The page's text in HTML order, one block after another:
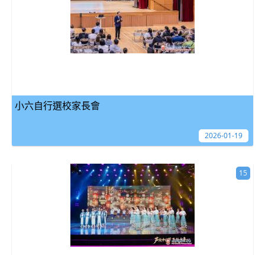
小六自行選校家長會
2026-01-19
15